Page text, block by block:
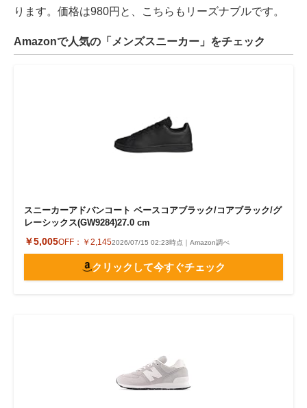
ります。価格は980円と、こちらもリーズナブルです。
Amazonで人気の「メンズスニーカー」をチェック
スニーカーアドバンコート ベースコアブラック/コアブラック/グ
レーシックス(GW9284)27.0 cm
￥5,005OFF： ￥2,1452026/07/15 02:23時点｜Amazon調べ
クリックして今すぐチェック